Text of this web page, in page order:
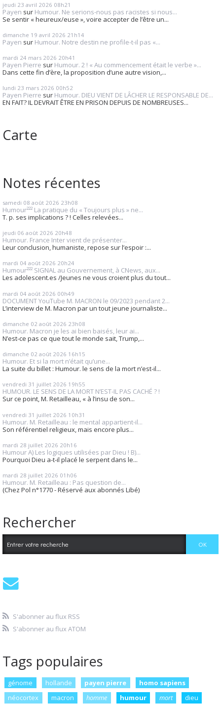
jeudi 23 avril 2026 08h21
Payen sur Humour. Ne serions-nous pas racistes si nous...
Se sentir « heureux/euse », voire accepter de l’être un...
dimanche 19 avril 2026 21h14
Payen sur Humour. Notre destin ne profile-t-il pas «...
mardi 24 mars 2026 20h41
Payen Pierre sur Humour. 2 ! « Au commencement était le verbe »...
Dans cette fin d’ère, la proposition d’une autre vision,...
lundi 23 mars 2026 00h52
Payen Pierre sur Humour. DIEU VIENT DE LÂCHER LE RESPONSABLE DE...
EN FAIT? IL DEVRAIT ÊTRE EN PRISON DEPUIS DE NOMBREUSES...
Carte
Notes récentes
samedi 08 août 2026 23h08
Humour²²² La pratique du « Toujours plus » ne...
T. p. ses implications ? ! Celles relevées...
jeudi 06 août 2026 20h48
Humour. France Inter vient de présenter...
Leur conclusion, humaniste, repose sur l’espoir :...
mardi 04 août 2026 20h24
Humour²²² SIGNAL au Gouvernement, à CNews, aux...
Les adolescent.es /Jeunes ne vous croient plus du tout...
mardi 04 août 2026 00h49
DOCUMENT YouTube M. MACRON le 09/2023 pendant 2...
L’interview de M. Macron par un tout jeune journaliste...
dimanche 02 août 2026 23h08
Humour. Macron je les ai bien baisés, leur ai...
N’est-ce pas ce que tout le monde sait, Trump,...
dimanche 02 août 2026 16h15
Humour. Et si la mort n’était qu’une...
La suite du billet : Humour. le sens de la mort n’est-il...
vendredi 31 juillet 2026 19h55
HUMOUR. LE SENS DE LA MORT N’EST-IL PAS CACHÉ ? !
Sur ce point, M. Retailleau, « à l’insu de son...
vendredi 31 juillet 2026 10h31
Humour. M. Retailleau : le mental appartient-il...
Son référentiel religieux, mais encore plus...
mardi 28 juillet 2026 20h16
Humour A) Les logiques utilisées par Dieu ! B)...
Pourquoi Dieu a-t-il placé le serpent dans le...
mardi 28 juillet 2026 01h06
Humour. M. Retailleau : Pas question de...
(Chez Pol n°1770 - Réservé aux abonnés Libé)
Rechercher
S'abonner au flux RSS
S'abonner au flux ATOM
Tags populaires
génome hollande payen pierre
homo sapiens
néocortex
macron homme humour mort dieu